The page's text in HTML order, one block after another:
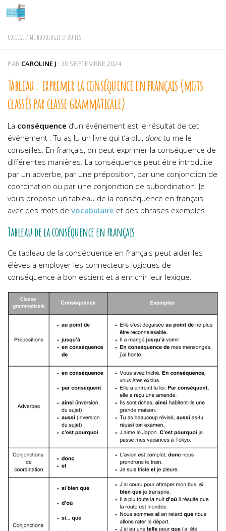
Skip to content
COLLÈGE / MÉTHODOLOGIE ET OUTILS
PAR CAROLINE J · 30 SEPTEMBRE 2024
Tableau : exprimer la conséquence en français (mots
classés par classe grammaticale)
La conséquence d’un événement est le résultat de cet
événement : Tu as lu un livre qui t’a plu, donc tu me le
conseilles. En français, on peut exprimer la conséquence de
différentes manières. La conséquence peut être introduite
par un adverbe, par une préposition, par une conjonction de
coordination ou par une conjonction de subordination. Je
vous propose un tableau de la conséquence en français
avec des mots de vocabulaire et des phrases exemples.
Tableau de la conséquence en français
Ce tableau de la conséquence en français peut aider les
élèves à employer les connecteurs logiques de
conséquence à bon escient et à enrichir leur lexique.